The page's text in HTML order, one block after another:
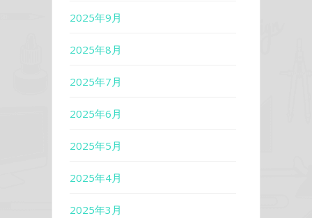
2025年9月
2025年8月
2025年7月
2025年6月
2025年5月
2025年4月
2025年3月